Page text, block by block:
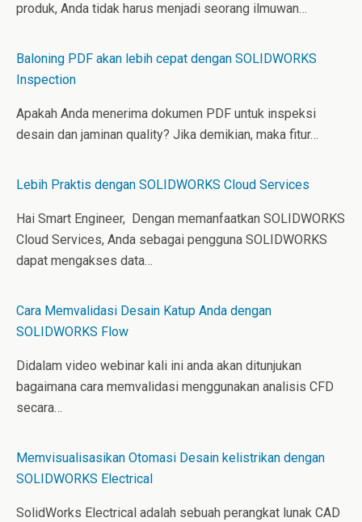
produk, Anda tidak harus menjadi seorang ilmuwan…
Baloning PDF akan lebih cepat dengan SOLIDWORKS
Inspection
Apakah Anda menerima dokumen PDF untuk inspeksi
desain dan jaminan quality? Jika demikian, maka fitur…
Lebih Praktis dengan SOLIDWORKS Cloud Services
Hai Smart Engineer, Dengan memanfaatkan SOLIDWORKS
Cloud Services, Anda sebagai pengguna SOLIDWORKS
dapat mengakses data…
Cara Memvalidasi Desain Katup Anda dengan
SOLIDWORKS Flow
Didalam video webinar kali ini anda akan ditunjukan
bagaimana cara memvalidasi menggunakan analisis CFD
secara…
Memvisualisasikan Otomasi Desain kelistrikan dengan
SOLIDWORKS Electrical
SolidWorks Electrical adalah sebuah perangkat lunak CAD